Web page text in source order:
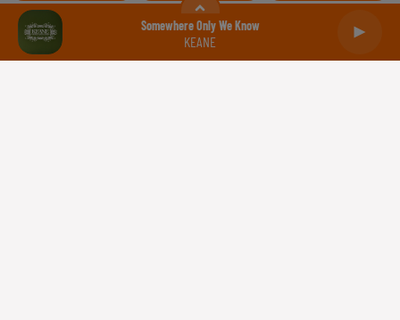
Somewhere Only We Know
KEANE
Balance Scorpion